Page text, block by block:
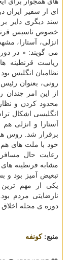
سند دیگری دایر
خصوص تاسیس
انزلی، آستارا،
می گویند: « در
ریاست قرنطینه
نظامیان انگلیس
رونی، بعنوان
از این امر
محدود كردن و
انگلیسی اشكال
برقرار شد. روس
خود با ملت های هم
رعایت حال
مشابه قرنطینه
تبعیض آمیز بود
یكی از مهم ترین
نارضایتی مردم
دوره ی مجله اخلاق و
منبع:كونفه